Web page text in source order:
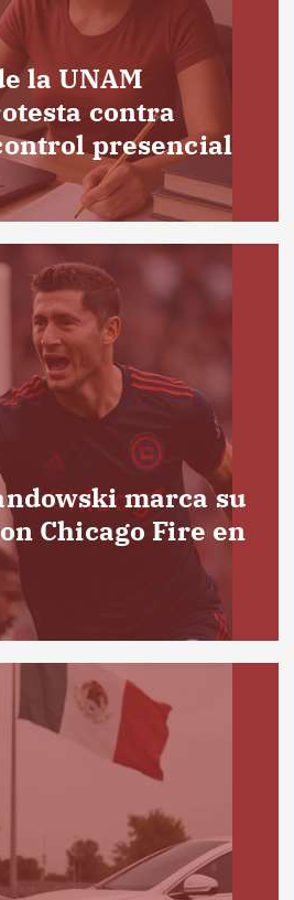
la UNAM
contra
presencial
marca su
Chicago Fire en